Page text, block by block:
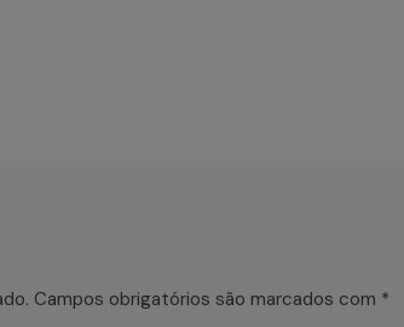
Campos obrigatórios são marcados com *